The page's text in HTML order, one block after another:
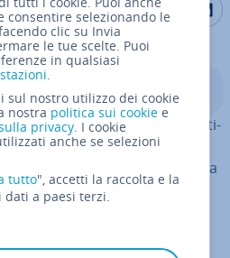
Condividi
da una forte com­pe­ti­
margine per di­stin­guer­si
di prodotto praticato o la
Esse possono mi­glio­ra­re la
valore.
consentire selezionando le
clic su Invia
le tue scelte. Puoi
in qualsiasi
.
sul nostro utilizzo dei cookie
nostra politica sui cookie e
privacy. I cookie
anche se selezioni
tutto", accetti la raccolta e la
a paesi terzi.